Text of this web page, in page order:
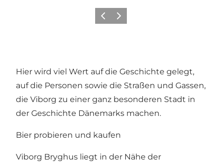
ZurückWeiter
Hier wird viel Wert auf die Geschichte gelegt,
auf die Personen sowie die Straßen und Gassen,
die Viborg zu einer ganz besonderen Stadt in
der Geschichte Dänemarks machen.
Bier probieren und kaufen
Viborg Bryghus liegt in der Nähe der